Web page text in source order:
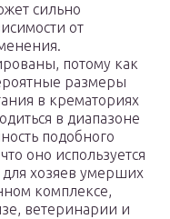
сильно
от
потому как
размеры
в крематориях
в диапазоне
подобного
оно используется
для хозяев умерших
комплексе,
ветеринарии и